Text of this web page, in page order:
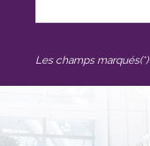
Les champs